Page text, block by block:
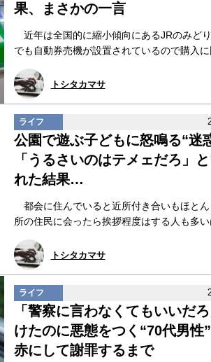
果、まさかの一言
近年は全国的に縮小傾向にあるJRのみど
でも自動券売機が設置されているので購入に
トシタカマサ
ライフ
公園で遊ぶ子どもに怒鳴る“迷
「うるさいのはテメェだろ」
れた結果…
都会に住んでいると近所付き合いもほと
所の住民に会ったら挨拶程度はする人も多い
トシタカマサ
ライフ
「警察に言わなくてもいいだ
けたのに悪態をつく“70代男性
赤にして謝罪するまで